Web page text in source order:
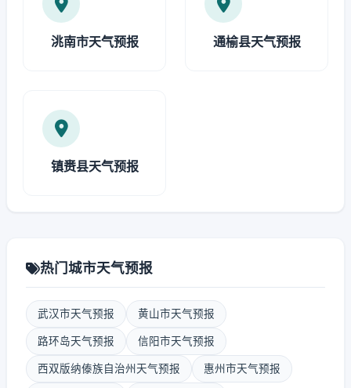
洮南市天气预报 通榆县天气预报
镇赉县天气预报
热门城市天气预报
武汉市天气预报 黄山市天气预报
路环岛天气预报 信阳市天气预报
西双版纳傣族自治州天气预报 惠州市天气预报